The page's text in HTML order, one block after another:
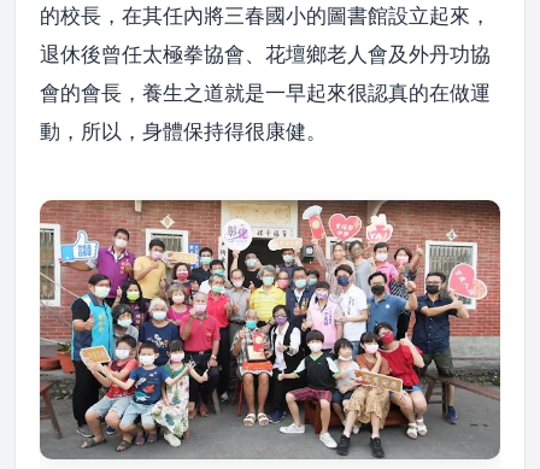
的校長，在其任內將三春國小的圖書館設立起來，
退休後曾任太極拳協會、花壇鄉老人會及外丹功協
會的會長，養生之道就是一早起來很認真的在做運
動，所以，身體保持得很康健。